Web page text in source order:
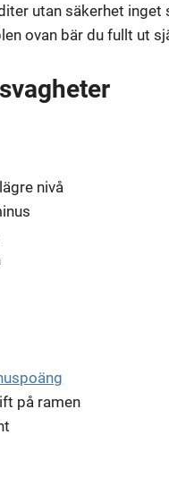
utan säkerhet
ovan bär du fullt ut
nivå
på ramen